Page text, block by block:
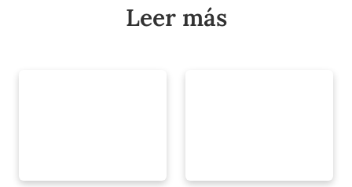
Leer más